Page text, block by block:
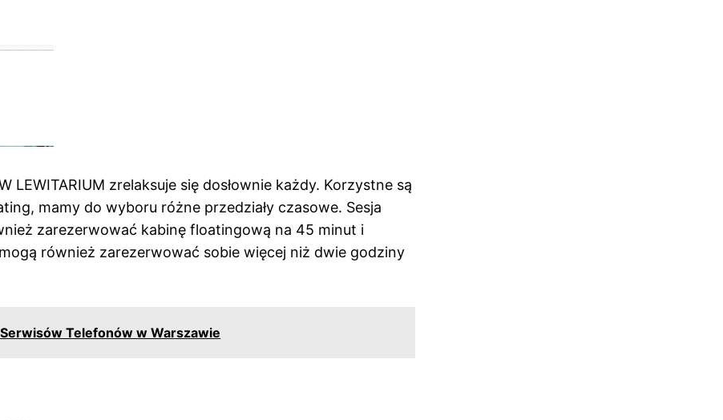
LEWITARIUM zrelaksuje się dosłownie każdy. Korzystne są
mamy do wyboru różne przedziały czasowe. Sesja
zarezerwować kabinę floatingową na 45 minut i
również zarezerwować sobie więcej niż dwie godziny
Telefonów w Warszawie